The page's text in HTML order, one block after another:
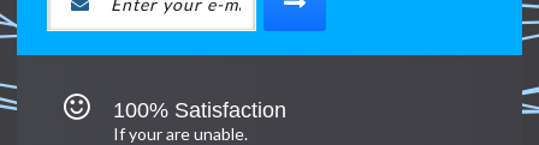
100% Satisfaction
If your are unable.